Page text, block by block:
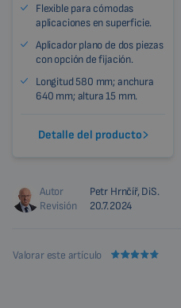
Flexible para cómodas
aplicaciones en superficie.
Aplicador plano de dos piezas
con opción de fijación.
Longitud 580 mm; anchura
640 mm; altura 15 mm.
Detalle del producto
Autor
Petr Hrnčíř, DiS.
Revisión
20.7.2024
Valorar este artículo